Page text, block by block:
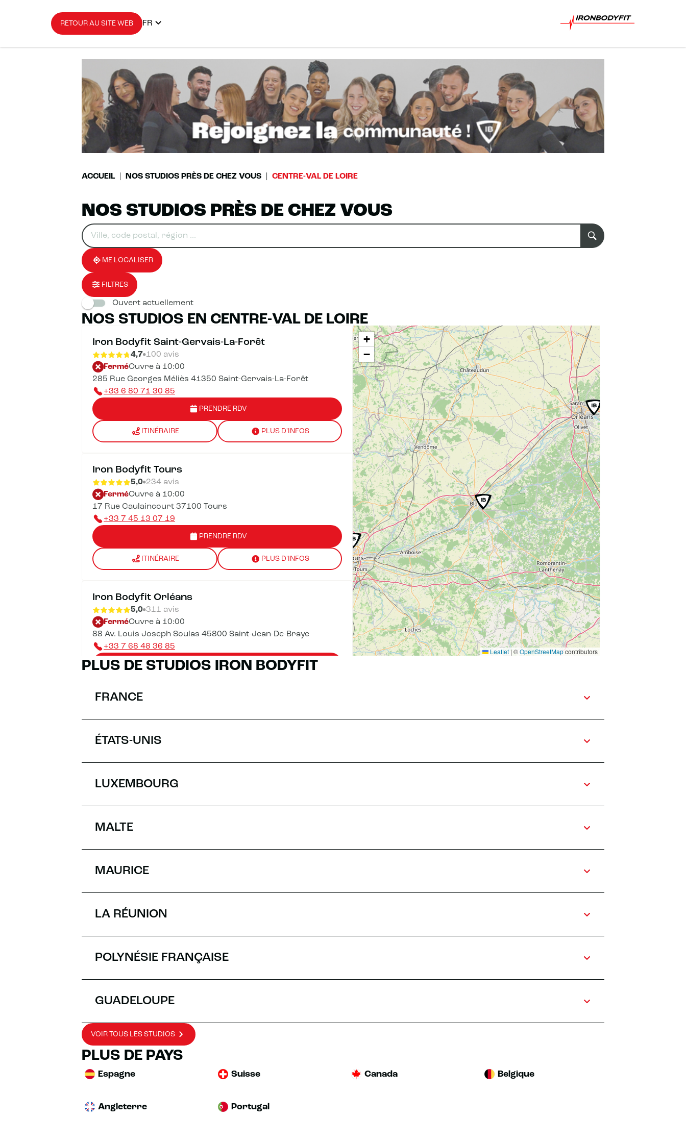
RETOUR AU SITE WEB FR
ACCUEIL NOS STUDIOS PRÈS DE CHEZ VOUS CENTRE-VAL DE LOIRE
NOS STUDIOS PRÈS DE CHEZ VOUS
Veuillez
renseigner
une
adresse
0
résultat(s)
trouvé(s)
ME LOCALISER
FILTRES
Ouvert actuellement
NOS STUDIOS EN CENTRE-VAL DE LOIRE
Iron Bodyfit Saint-Gervais-La-Forêt
4,7 100 avis
FerméOuvre à 10:00
285 Rue Georges Méliès 41350 Saint-Gervais-La-Forêt
+33 6 80 71 30 85
PRENDRE RDV
ITINÉRAIRE PLUS D'INFOS
Iron Bodyfit Tours
5,0 234 avis
FerméOuvre à 10:00
17 Rue Caulaincourt 37100 Tours
+33 7 45 13 07 19
PRENDRE RDV
ITINÉRAIRE PLUS D'INFOS
Iron Bodyfit Orléans
5,0 311 avis
FerméOuvre à 10:00
88 Av. Louis Joseph Soulas 45800 Saint-Jean-De-Braye
+33 7 68 48 36 85
PRENDRE RDV
+
−
Leaflet | ©OpenStreetMapcontributors
PLUS DE STUDIOS IRON BODYFIT
FRANCE
ÉTATS-UNIS
LUXEMBOURG
MALTE
MAURICE
LA RÉUNION
POLYNÉSIE FRANÇAISE
GUADELOUPE
VOIR TOUS LES STUDIOS
PLUS DE PAYS
Espagne Suisse Canada Belgique
Angleterre Portugal